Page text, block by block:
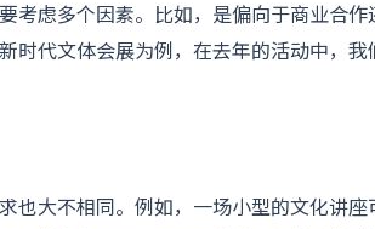
考虑多个因素。比如，是偏向于商业合
时代文体会展为例，在去年的活动中，
也大不相同。例如，一场小型的文化讲座